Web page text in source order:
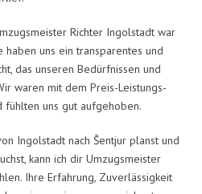
Richter Ingolstadt war
uns ein transparentes und
das unseren Bedürfnissen und
waren mit dem Preis-Leistungs-
fühlten uns gut aufgehoben.
Ingolstadt nach Šentjur planst und
kann ich dir Umzugsmeister
Ihre Erfahrung, Zuverlässigkeit